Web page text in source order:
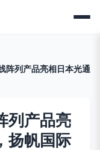
阵列产品亮相日本光通
列产品亮
扬帆国际